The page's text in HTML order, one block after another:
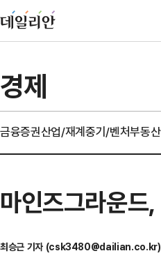
경제
금융증권산업/재계중기/벤처부동산
마인즈그라운
최승근 기자 (csk3480@dailian.co.kr)